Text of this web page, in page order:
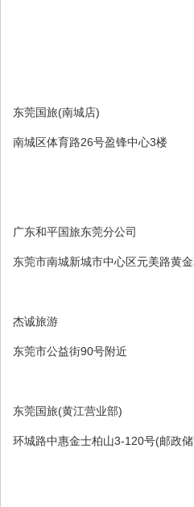
东莞国旅(南城店)
南城区体育路26号盈锋中心3楼
广东和平国旅东莞分公司
东莞市南城新城市中心区元美路黄
杰诚旅游
东莞市公益街90号附近
东莞国旅(黄江营业部)
环城路中惠金士柏山3-120号(邮政